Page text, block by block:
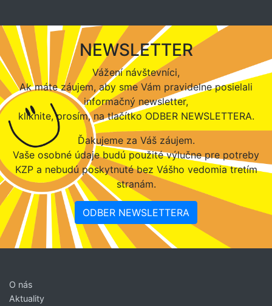
NEWSLETTER
Vážení návštevníci,
Ak máte záujem, aby sme Vám pravidelne posielali
informačný newsletter,
kliknite, prosím, na tlačítko ODBER NEWSLETTERA.
Ďakujeme za Váš záujem.
Vaše osobné údaje budú použité výlučne pre potreby
KZP a nebudú poskytnuté bez Vášho vedomia tretím
stranám.
ODBER NEWSLETTERA
O nás
Aktuality